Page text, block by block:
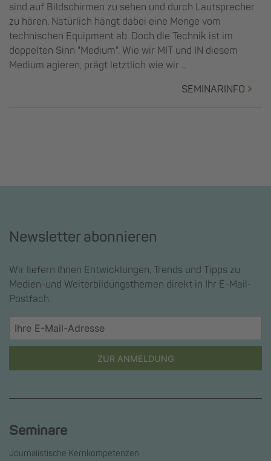
sind auf Bildschirmen zu sehen und durch Lautsprecher
zu hören. Natürlich hängt dabei eine Menge vom
technischen Equipment ab. Doch die Technik ist im
doppelten Sinn "Medium". Wie wir MIT und IN diesem
Medium agieren, prägt letztlich wie wir ...
SEMINARINFO
Newsletter abonnieren
Wir liefern Ihnen Entwicklungen, Trends und Tipps zu
Medien-und Weiterbildungsthemen direkt in Ihr E-Mail-
Postfach.
ZUR ANMELDUNG
Seminare
Journalistische Kernkompetenzen